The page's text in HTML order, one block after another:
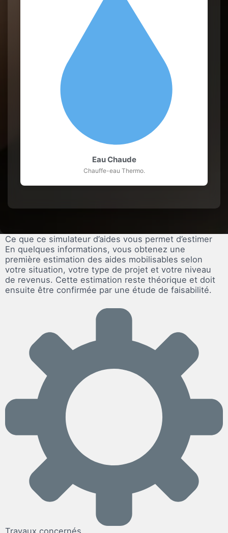
Eau Chaude
Chauffe-eau Thermo.
Ce que ce simulateur d’aides vous permet d’estimer
En quelques informations, vous obtenez une
première estimation des aides mobilisables selon
votre situation, votre type de projet et votre niveau
de revenus. Cette estimation reste théorique et doit
ensuite être confirmée par une étude de faisabilité.
Travaux concernés